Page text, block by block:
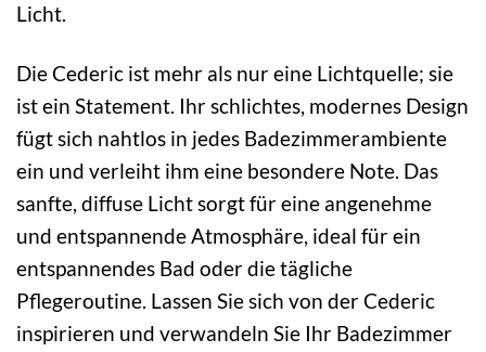
Licht.
Die Cederic ist mehr als nur eine Lichtquelle; sie
ist ein Statement. Ihr schlichtes, modernes Design
fügt sich nahtlos in jedes Badezimmerambiente
ein und verleiht ihm eine besondere Note. Das
sanfte, diffuse Licht sorgt für eine angenehme
und entspannende Atmosphäre, ideal für ein
entspannendes Bad oder die tägliche
Pflegeroutine. Lassen Sie sich von der Cederic
inspirieren und verwandeln Sie Ihr Badezimmer